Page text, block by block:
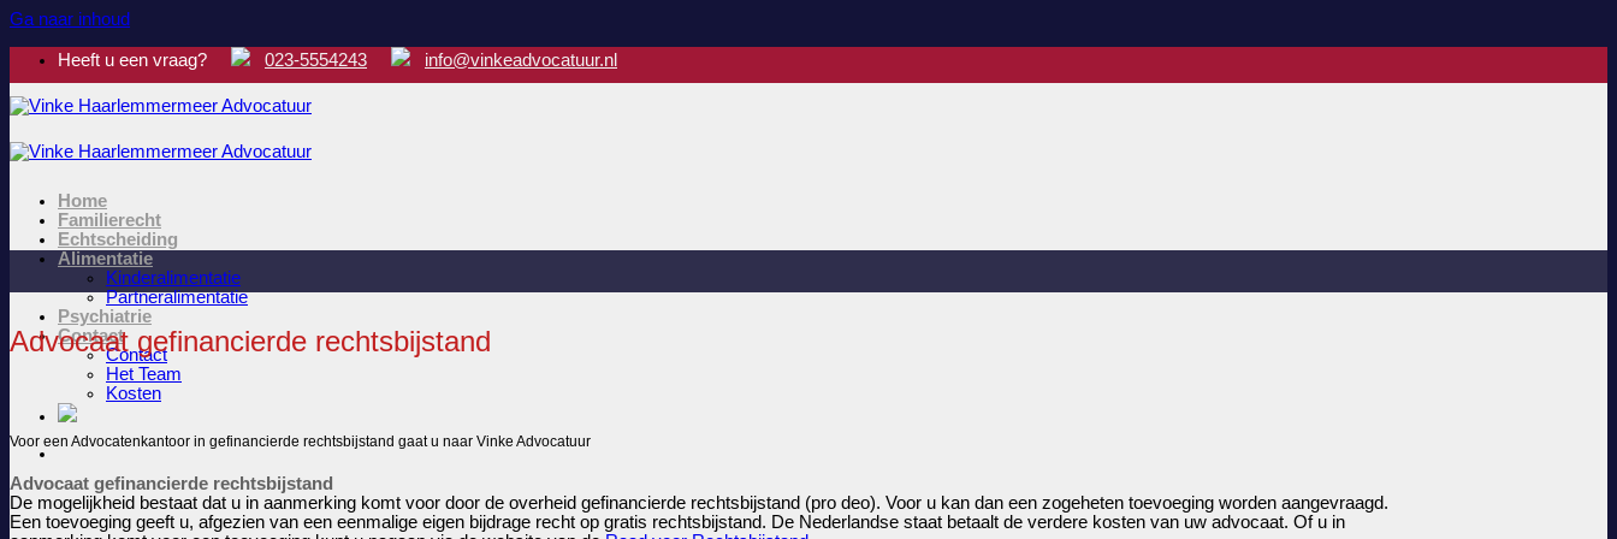
Ga naar inhoud
Heeft u een vraag? 023-5554243 info@vinkeadvocatuur.nl
Home
Familierecht
Echtscheiding
Alimentatie
Kinderalimentatie
Partneralimentatie
Psychiatrie
Contact
Contact
Het Team
Kosten
Advocaat gefinancierde rechtsbijstand
Voor een Advocatenkantoor in gefinancierde rechtsbijstand gaat u naar Vinke Advocatuur
Advocaat gefinancierde rechtsbijstand
De mogelijkheid bestaat dat u in aanmerking komt voor door de overheid gefinancierde rechtsbijstand (pro deo). Voor u kan dan een zogeheten toevoeging worden aangevraagd.
Een toevoeging geeft u, afgezien van een eenmalige eigen bijdrage recht op gratis rechtsbijstand. De Nederlandse staat betaalt de verdere kosten van uw advocaat. Of u in